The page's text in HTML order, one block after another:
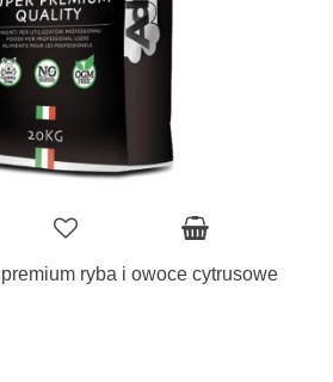
ryba i owoce cytrusowe